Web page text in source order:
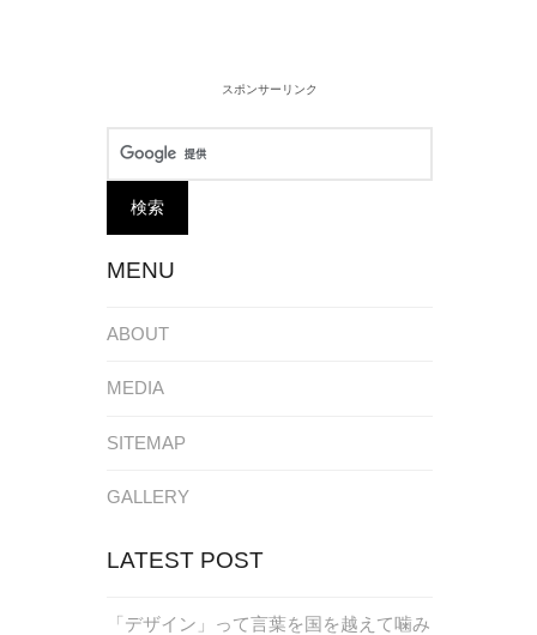
スポンサーリンク
MENU
ABOUT
MEDIA
SITEMAP
GALLERY
LATEST POST
「デザイン」って言葉を国を越えて噛み